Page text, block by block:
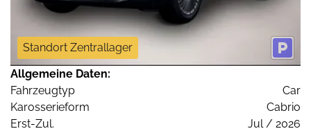
Standort Zentrallager
Allgemeine Daten:
Fahrzeugtyp
Car
Karosserieform
Cabrio
Erst-Zul.
Jul / 2026